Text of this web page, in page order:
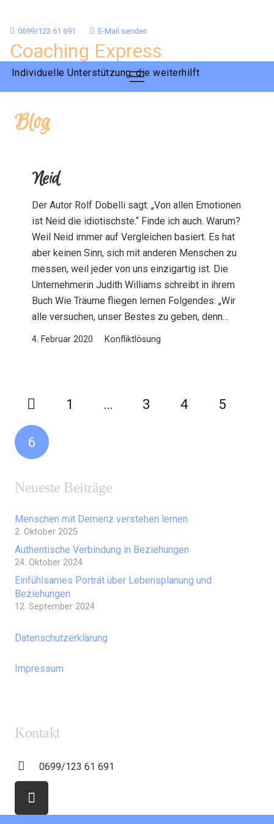
0699/123 61 691 E-Mail senden
Coaching Express
Individuelle Unterstützung, die weiterhilft
Blog
Neid
Der Autor Rolf Dobelli sagt: „Von allen Emotionen
ist Neid die idiotischste.“ Finde ich auch. Warum?
Weil Neid immer auf Vergleichen basiert. Es hat
aber keinen Sinn, sich mit anderen Menschen zu
messen, weil jeder von uns einzigartig ist. Die
Unternehmerin Judith Williams schreibt in ihrem
Buch Wie Träume fliegen lernen Folgendes: „Wir
alle versuchen, unser Bestes zu geben, denn…
4. Februar 2020 Konfliktlösung
1 … 3 4 5
6
Neueste Beiträge
Menschen mit Demenz verstehen lernen
2. Oktober 2025
Authentische Verbindung in Beziehungen
24. Oktober 2024
Einfühlsames Porträt über Lebensplanung und
Beziehungen
12. September 2024
Datenschutzerklärung
Impressum
Kontakt
0699/123 61 691